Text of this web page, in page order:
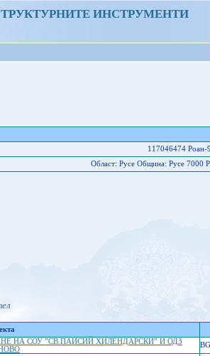
ИНСТРУМЕНТИ
117046474 Роан-
Област: Русе Oбщина: Русе 7000
НА СОУ ”СВ.ПАИСИЙ ХИЛЕНДАРСКИ” И ОДЗ